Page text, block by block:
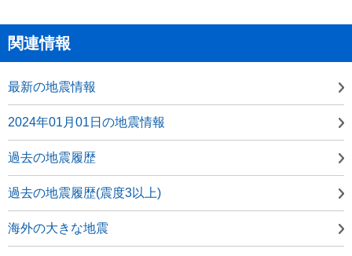
関連情報
最新の地震情報
2024年01月01日の地震情報
過去の地震履歴
過去の地震履歴(震度3以上)
海外の大きな地震